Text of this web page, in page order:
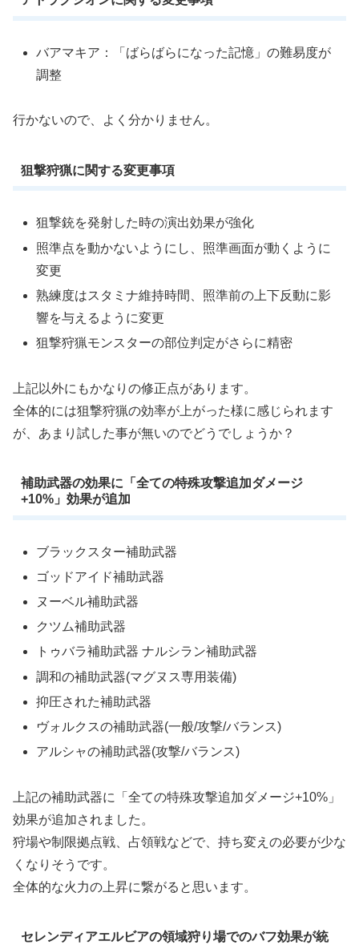
バアマキア：「ばらばらになった記憶」の難易度が
調整
行かないので、よく分かりません。
狙撃狩猟に関する変更事項
狙撃銃を発射した時の演出効果が強化
照準点を動かないようにし、照準画面が動くように
変更
熟練度はスタミナ維持時間、照準前の上下反動に影
響を与えるように変更
狙撃狩猟モンスターの部位判定がさらに精密
上記以外にもかなりの修正点があります。
全体的には狙撃狩猟の効率が上がった様に感じられます
が、あまり試した事が無いのでどうでしょうか？
補助武器の効果に「全ての特殊攻撃追加ダメージ
+10%」効果が追加
ブラックスター補助武器
ゴッドアイド補助武器
ヌーベル補助武器
クツム補助武器
トゥバラ補助武器 ナルシラン補助武器
調和の補助武器(マグヌス専用装備)
抑圧された補助武器
ヴォルクスの補助武器(一般/攻撃/バランス)
アルシャの補助武器(攻撃/バランス)
上記の補助武器に「全ての特殊攻撃追加ダメージ+10%」
効果が追加されました。
狩場や制限拠点戦、占領戦などで、持ち変えの必要が少な
くなりそうです。
全体的な火力の上昇に繋がると思います。
セレンディアエルビアの領域狩り場でのバフ効果が統